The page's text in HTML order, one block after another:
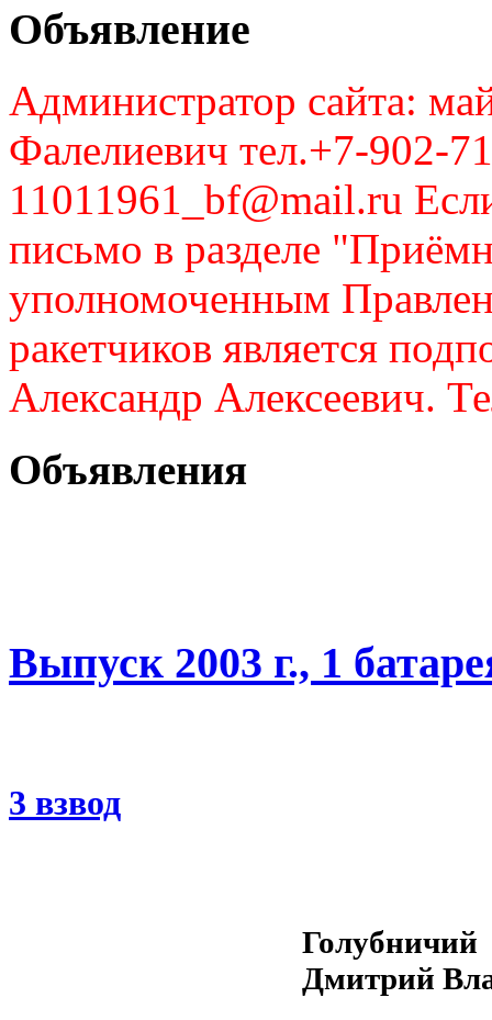
Объявление
Администратор сайта:
Фалелиевич тел.+7-902-
11011961_bf@mail.ru
письмо в разделе
уполномоченным
ракетчиков является
Александр Алексеевич.
Объявления
Выпуск 2003 г., 1
3 взвод
Голубничий
Дмитрий